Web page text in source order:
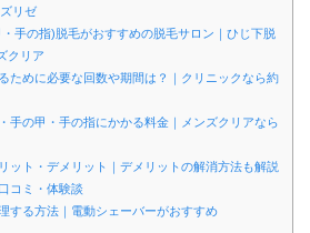
リゼ
手の指)脱毛がおすすめの脱毛サロン｜ひじ下脱
クリア
ために必要な回数や期間は？｜クリニックなら約
手の甲・手の指にかかる料金｜メンズクリアなら
ット・デメリット｜デメリットの解消方法も解説
コミ・体験談
する方法｜電動シェーバーがおすすめ